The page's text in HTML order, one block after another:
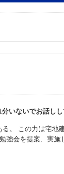
いないでお話しし
。 この力は宅地
強会を提案、実施